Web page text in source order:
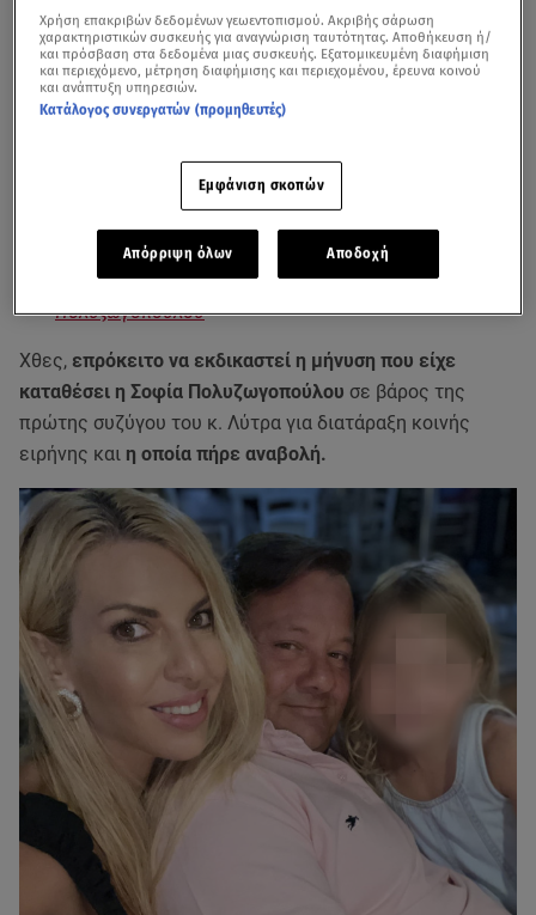
Τεταμένο φαίνεται ότι παραμένει το κλίμα ανάμεσά στον
Απόστολο Λύτρακαι την εν διαστάσει σύζυγό του
Πολυζωγοπούλου
, εν όψει και της δίκης για την
την οποία υπέστη από τον γνωστό
ποινικολόγο στις 4 Απριλίου.
«Πας με τη βλαχάρα;» - Ένταση στη δίκη Λύτρα -
Πολυζωγοπούλου
Χθες, επρόκειτο να εκδικαστεί η μήνυση που είχε
καταθέσει η Σοφία Πολυζωγοπούλου σε βάρος της
πρώτης συζύγου του κ. Λύτρα για διατάραξη κοινής
ειρήνης και η οποία πήρε αναβολή.
Χρήση επακριβών δεδομένων γεωεντοπισμού. Ακριβής σάρωση
χαρακτηριστικών συσκευής για αναγνώριση ταυτότητας. Αποθήκευση ή/
και πρόσβαση στα δεδομένα μιας συσκευής. Εξατομικευμένη διαφήμιση
και περιεχόμενο, μέτρηση διαφήμισης και περιεχομένου, έρευνα κοινού
και ανάπτυξη υπηρεσιών.
Κατάλογος συνεργατών (προμηθευτές)
Εμφάνιση σκοπών
Απόρριψη όλων Αποδοχή